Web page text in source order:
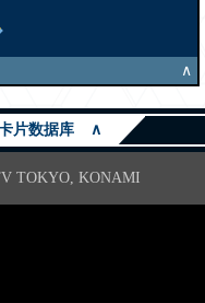
∧
片数据库 ∧
TOKYO, KONAMI